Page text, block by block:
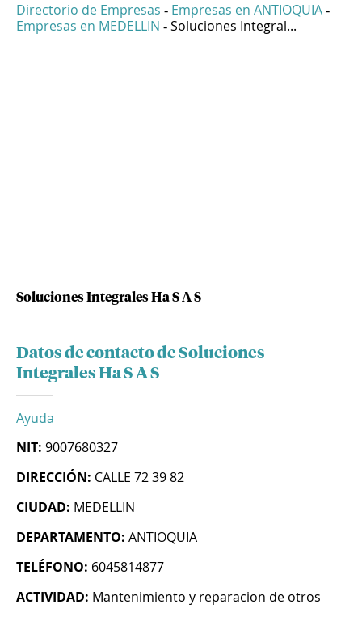
Directorio de Empresas - Empresas en ANTIOQUIA -
Empresas en MEDELLIN - Soluciones Integral...
Soluciones Integrales Ha S A S
Datos de contacto de Soluciones
Integrales Ha S A S
Ayuda
NIT: 9007680327
DIRECCIÓN: CALLE 72 39 82
CIUDAD: MEDELLIN
DEPARTAMENTO: ANTIOQUIA
TELÉFONO: 6045814877
ACTIVIDAD: Mantenimiento y reparacion de otros